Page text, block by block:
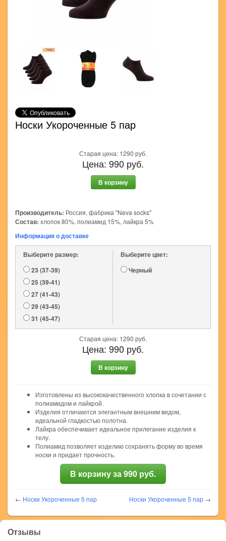
Носки Укороченные 5 пар
Старая цена: 1290 руб.
Цена: 990 руб.
В корзину
Производитель: Россия, фабрика "Neva socks"
Состав: хлопок 80%, полиамид 15%, лайкра 5%
Информация о доставке
Выберите размер:
23 (37-39)
25 (39-41)
27 (41-43)
29 (43-45)
31 (45-47)
Выберите цвет:
Черный
Старая цена: 1290 руб.
Цена: 990 руб.
В корзину
Изготовлены из высококачественного хлопка в сочетании с
полиамидом и лайкрой.
Изделия отличаются элегантным внешним видом,
идеальной гладкостью полотна.
Лайкра обеспечивает идеальное прилегание изделия к
телу.
Полиамид позволяет изделию сохранять форму во время
носки и придает прочность.
В корзину за 990 руб.
← Носки Укороченные 5 пар Носки Укороченные 5 пар →
Отзывы